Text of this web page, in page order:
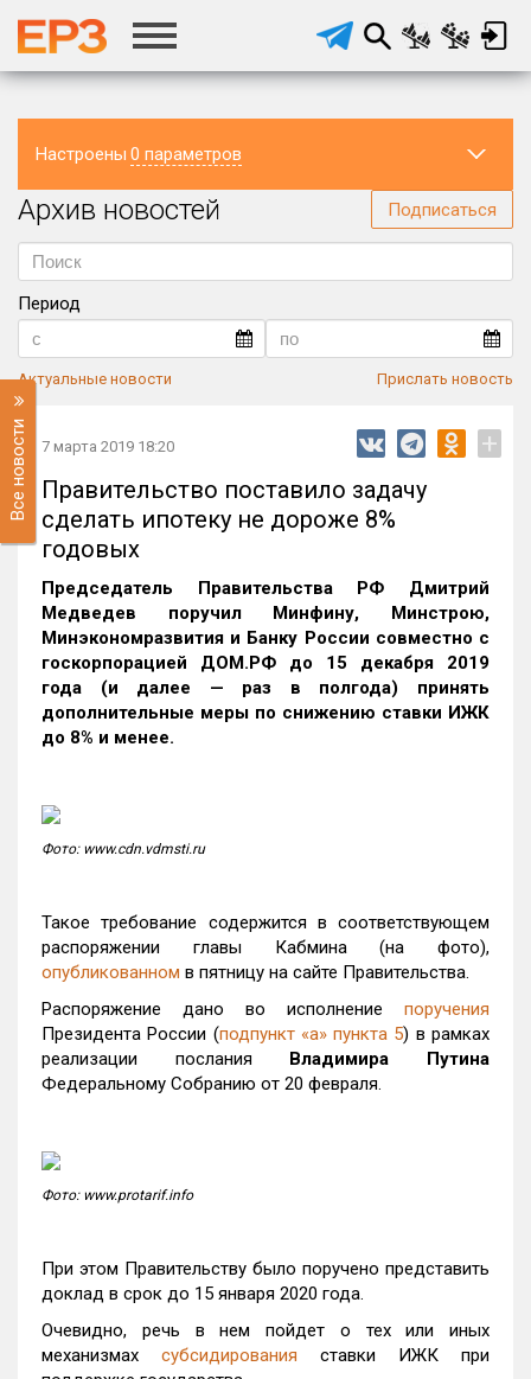
Настроены 0 параметров
Регион
Архив новостей Подписаться
Период
Актуальные новости Прислать новость
Все новости 7 марта 2019 18:20 +
Правительство поставило задачу
сделать ипотеку не дороже 8%
годовых
Председатель Правительства РФ Дмитрий
Медведев поручил Минфину, Минстрою,
Минэкономразвития и Банку России совместно с
госкорпорацией ДОМ.РФ до 15 декабря 2019
года (и далее — раз в полгода) принять
дополнительные меры по снижению ставки ИЖК
до 8% и менее.
Фото: www.cdn.vdmsti.ru
Такое требование содержится в соответствующем
распоряжении главы Кабмина (на фото),
опубликованном в пятницу на сайте Правительства.
Распоряжение дано во исполнение поручения
Президента России (подпункт «а» пункта 5) в рамках
реализации послания Владимира Путина
Федеральному Собранию от 20 февраля.
Фото: www.protarif.info
При этом Правительству было поручено представить
доклад в срок до 15 января 2020 года.
Очевидно, речь в нем пойдет о тех или иных
механизмах субсидирования ставки ИЖК при